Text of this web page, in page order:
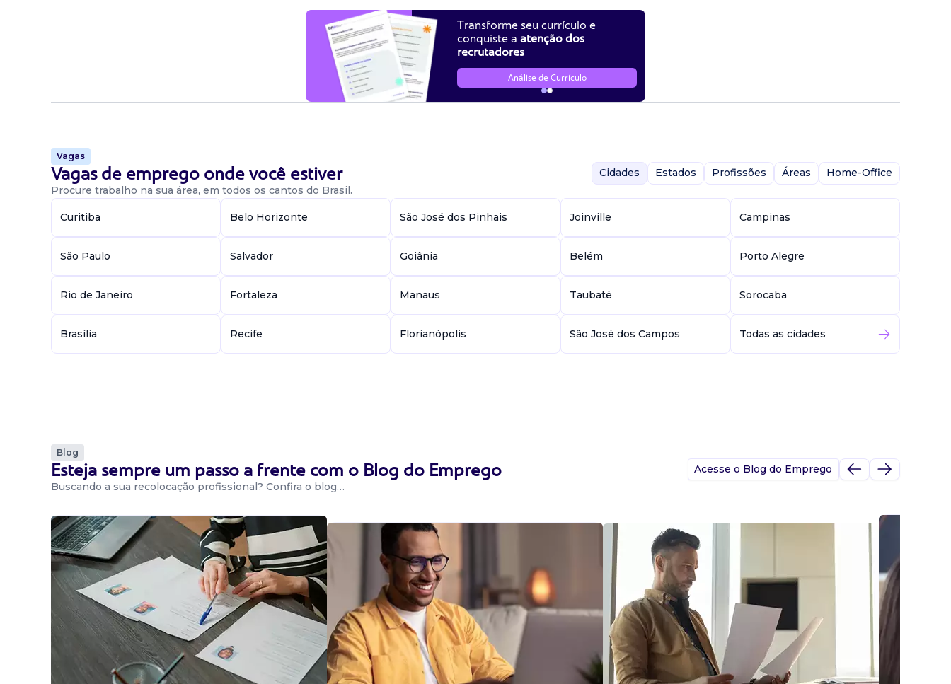
Transforme seu currículo e
conquiste a atenção dos
recrutadores
Análise de Currículo
Vagas
Vagas de emprego onde você estiver
Procure trabalho na sua área, em todos os cantos do Brasil.
Cidades Estados Profissões Áreas Home-Office
Curitiba Belo Horizonte São José dos Pinhais Joinville Campinas
São Paulo Salvador Goiânia Belém Porto Alegre
Rio de Janeiro Fortaleza Manaus Taubaté Sorocaba
Brasília Recife Florianópolis São José dos Campos Todas as cidades
Blog
Esteja sempre um passo a frente com o Blog do Emprego
Buscando a sua recolocação profissional? Confira o blog…
Acesse o Blog do Emprego